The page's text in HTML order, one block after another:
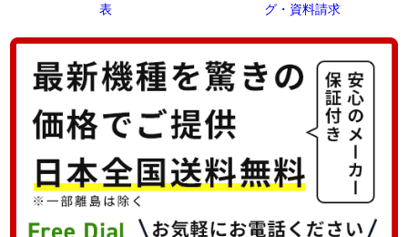
表
グ・資料請求